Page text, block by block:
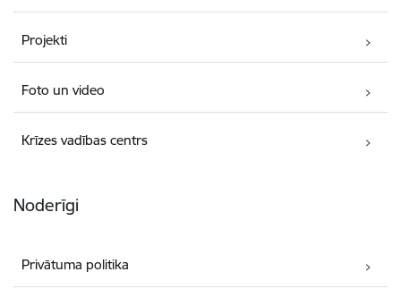
Projekti
Foto un video
Krīzes vadības centrs
Noderīgi
Privātuma politika